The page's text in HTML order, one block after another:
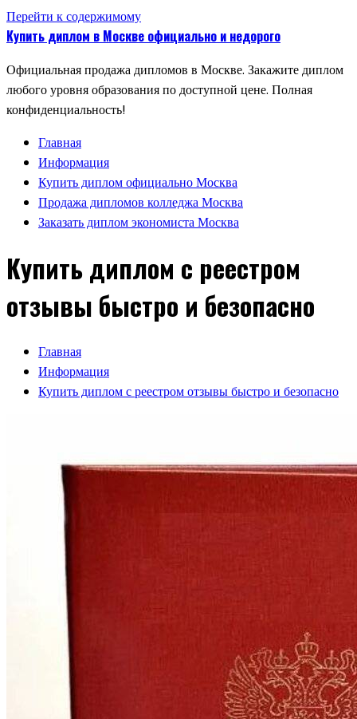
Перейти к содержимому
Купить диплом в Москве официально и недорого
Официальная продажа дипломов в Москве. Закажите диплом
любого уровня образования по доступной цене. Полная
конфиденциальность!
Главная
Информация
Купить диплом официально Москва
Продажа дипломов колледжа Москва
Заказать диплом экономиста Москва
Купить диплом с реестром
отзывы быстро и безопасно
Главная
Информация
Купить диплом с реестром отзывы быстро и безопасно